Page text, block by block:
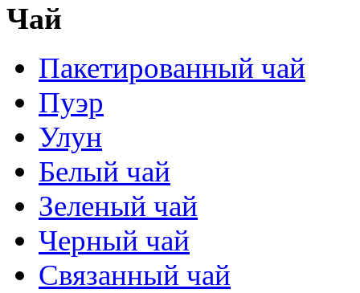
Чай
Пакетированный чай
Пуэр
Улун
Белый чай
Зеленый чай
Черный чай
Связанный чай